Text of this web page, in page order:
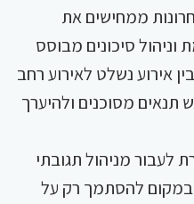
ממחישים את
סיכונים מבוסס
אירוע נשלט לאירוע רחב
תנאים מסוכנים ולהיערך
לעבור מניהול תגובתי
במקום להסתמך רק על